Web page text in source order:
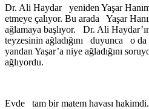
Dr. Ali Haydar yeniden Yaşar
etmeye çalıyor. Bu arada Yaşar
ağlamaya başlıyor. Dr. Ali
teyzesinin ağladığını duyunca o
yandan Yaşar’a niye ağladığını
ağlıyordu.
Evde tam bir matem havası hakimdi.